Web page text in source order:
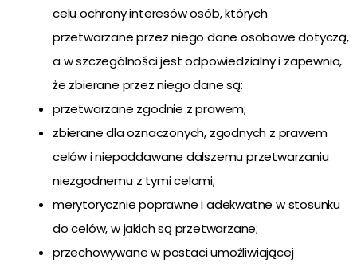
celu ochrony interesów osób, których
przetwarzane przez niego dane osobowe dotyczą,
a w szczególności jest odpowiedzialny i zapewnia,
że zbierane przez niego dane są:
przetwarzane zgodnie z prawem;
zbierane dla oznaczonych, zgodnych z prawem
celów i niepoddawane dalszemu przetwarzaniu
niezgodnemu z tymi celami;
merytorycznie poprawne i adekwatne w stosunku
do celów, w jakich są przetwarzane;
przechowywane w postaci umożliwiającej